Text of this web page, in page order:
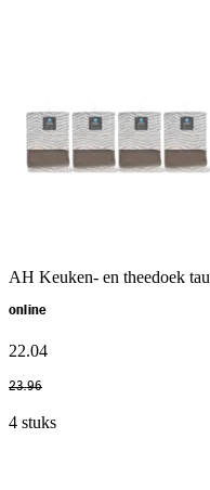
AH Keuken- en theedoek
online
22.04
23.96
4 stuks